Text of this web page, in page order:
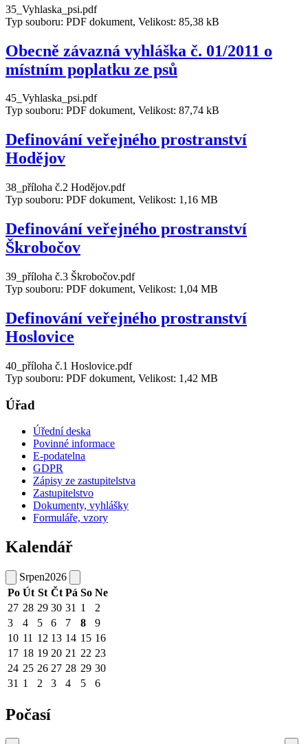
35_Vyhlaska_psi.pdf
Typ souboru: PDF dokument, Velikost: 85,38 kB
Obecně závazná vyhláška č. 01/2011 o
místním poplatku ze psů
45_Vyhlaska_psi.pdf
Typ souboru: PDF dokument, Velikost: 87,74 kB
Definování veřejného prostranství
Hodějov
38_příloha č.2 Hodějov.pdf
Typ souboru: PDF dokument, Velikost: 1,16 MB
Definování veřejného prostranství
Škrobočov
39_příloha č.3 Škrobočov.pdf
Typ souboru: PDF dokument, Velikost: 1,04 MB
Definování veřejného prostranství
Hoslovice
40_příloha č.1 Hoslovice.pdf
Typ souboru: PDF dokument, Velikost: 1,42 MB
Úřad
Úřední deska
Povinné informace
E-podatelna
GDPR
Zápisy ze zastupitelstva
Zastupitelstvo
Dokumenty, vyhlášky
Formuláře, vzory
Kalendář
Srpen2026
Po Út St Čt Pá So Ne
27 28 29 30 31 1
2
3
4 5 6 7 8
9
10 11 12 13 14 15 16
17 18 19 20 21 22 23
24 25 26 27 28 29 30
31 1 2 3 4 5 6
Počasí